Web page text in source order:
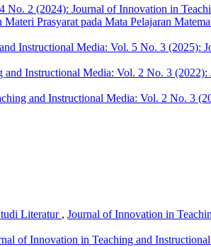
2 (2024): Journal of Innovation in
Prasyarat pada Mata Pelajaran
Instructional Media: Vol. 5 No. 3 (2025):
and Instructional Media: Vol. 2 No. 3
and Instructional Media: Vol. 2 No. 3
Literatur , Journal of Innovation in
of Innovation in Teaching and